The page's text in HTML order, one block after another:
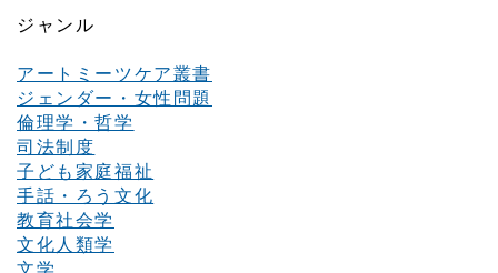
ジャンル
アートミーツケア叢書
ジェンダー・女性問題
倫理学・哲学
司法制度
子ども家庭福祉
手話・ろう文化
教育社会学
文化人類学